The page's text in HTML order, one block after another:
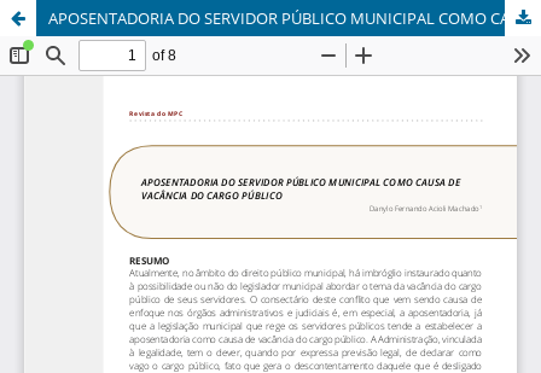
APOSENTADORIA DO SERVIDOR PÚBLICO MUNICIPAL COMO CAUSA DE VACÂNCIA DO CARGO PÚBLICO